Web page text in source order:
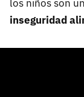
los niños son
inseguridad